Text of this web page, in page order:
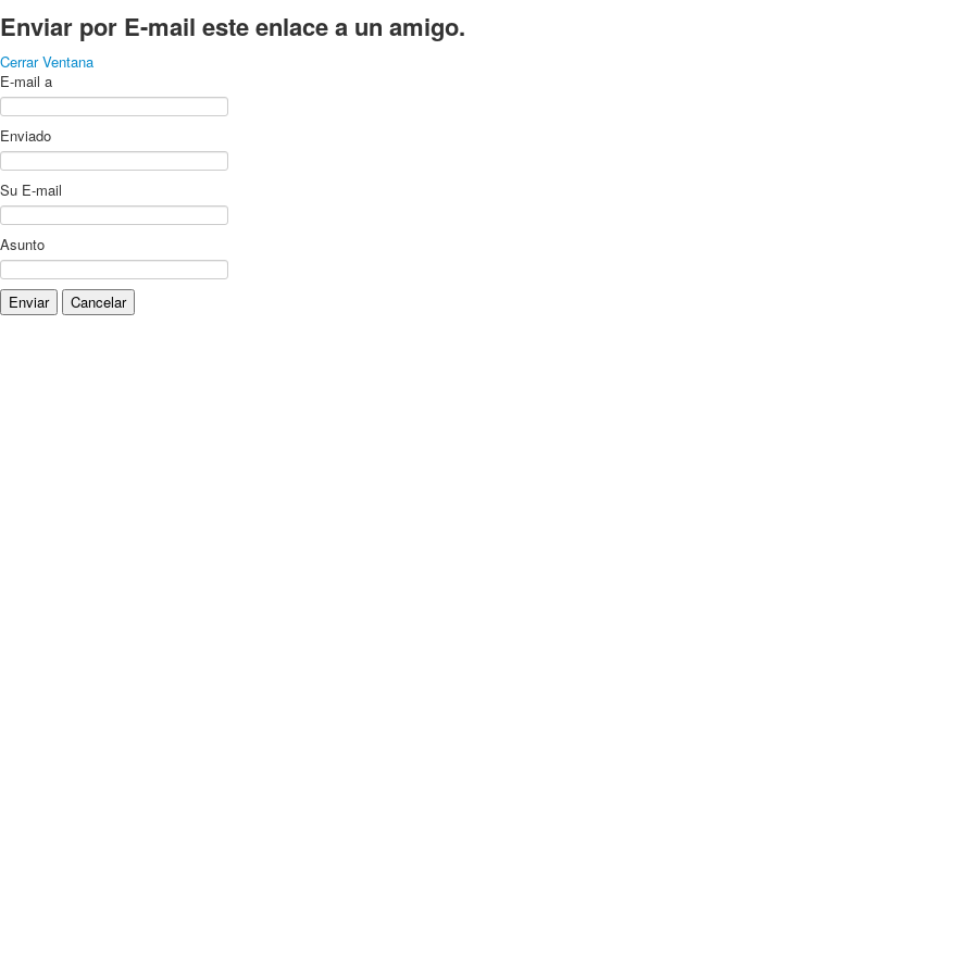
Enviar por E-mail este enlace a un amigo.
Cerrar Ventana
E-mail a
Enviado
Su E-mail
Asunto
Enviar Cancelar